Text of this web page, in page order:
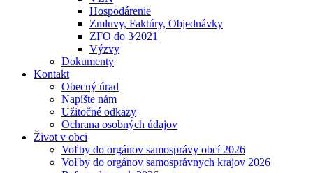
Hospodárenie
Zmluvy, Faktúry, Objednávky
ZFO do 3⁄2021
Výzvy
Dokumenty
Kontakt
Obecný úrad
Napíšte nám
Užitočné odkazy
Ochrana osobných údajov
Život v obci
Voľby do orgánov samosprávy obcí 2026
Voľby do orgánov samosprávnych krajov 2026